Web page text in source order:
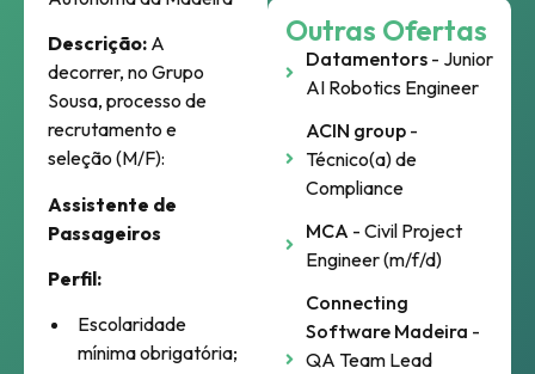
Descrição: A
decorrer, no Grupo
Sousa, processo de
recrutamento e
seleção (M/F):
Assistente de
Passageiros
Perfil:
Escolaridade
mínima obrigatória;
Outras Ofertas
Datamentors - Junior
AI Robotics Engineer
ACIN group -
Técnico(a) de
Compliance
MCA - Civil Project
Engineer (m/f/d)
Connecting
Software Madeira -
QA Team Lead